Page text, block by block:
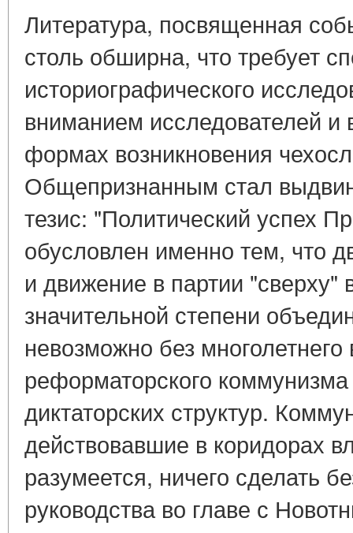
Литература, посвященная
столь обширна, что требует
историографического
вниманием исследователей и
формах возникновения
Общепризнанным стал
тезис: "Политический успех
обусловлен именно тем, что
и движение в партии "сверху"
значительной степени
невозможно без многолетнего
реформаторского
диктаторских структур.
действовавшие в коридорах
разумеется, ничего сделать
руководства во главе с